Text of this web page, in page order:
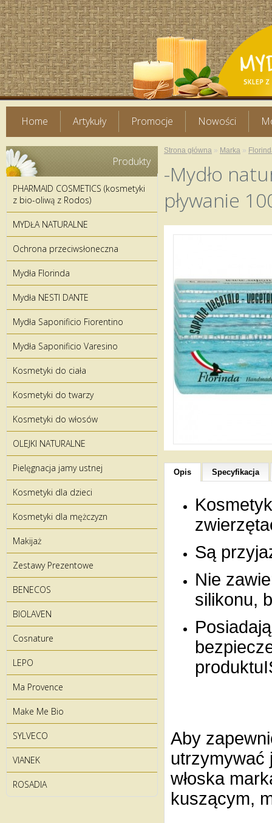
Home Artykuły Promocje Nowości
Produkty
PHARMAID COSMETICS (kosmetyki
z bio-oliwą z Rodos)
MYDŁA NATURALNE
Ochrona przeciwsłoneczna
Mydła Florinda
Mydła NESTI DANTE
Mydła Saponificio Fiorentino
Mydła Saponificio Varesino
Kosmetyki do ciała
Kosmetyki do twarzy
Kosmetyki do włosów
OLEJKI NATURALNE
Pielęgnacja jamy ustnej
Kosmetyki dla dzieci
Kosmetyki dla mężczyzn
Makijaż
Zestawy Prezentowe
BENECOS
BIOLAVEN
Cosnature
LEPO
Ma Provence
Make Me Bio
SYLVECO
VIANEK
ROSADIA
Strona główna » Marka »
-Mydło
pływanie
Opis Specyfikacja
Są
Nie
silikonu,
Aby
utrzymywać
włoska
kuszącym,